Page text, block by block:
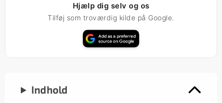
Hjælp dig selv og os
Tilføj som troværdig kilde på Google.
Indhold